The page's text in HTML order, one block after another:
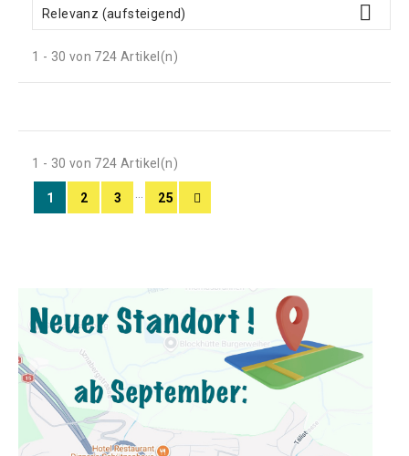
Relevanz (aufsteigend)

1 - 30 von 724 Artikel(n)
1 - 30 von 724 Artikel(n)
1 2 3 25